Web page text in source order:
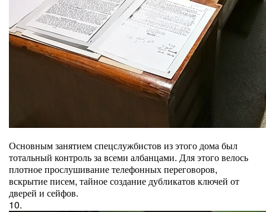
Основным занятием спецслужбистов из этого дома был
тотальный контроль за всеми албанцами. Для этого велось
плотное прослушивание телефонных переговоров,
вскрытие писем, тайное создание дубликатов ключей от
дверей и сейфов.
10.